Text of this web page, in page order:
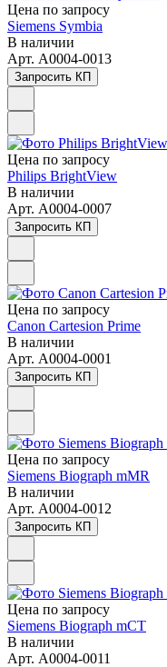
Цена по запросу
Siemens Symbia
В наличии
Арт. A0004-0013
Запросить КП
Цена по запросу
Philips BrightView
В наличии
Арт. A0004-0007
Запросить КП
Цена по запросу
Canon Cartesion Prime
В наличии
Арт. A0004-0001
Запросить КП
Цена по запросу
Siemens Biograph mMR
В наличии
Арт. A0004-0012
Запросить КП
Цена по запросу
Siemens Biograph mCT
В наличии
Арт. A0004-0011